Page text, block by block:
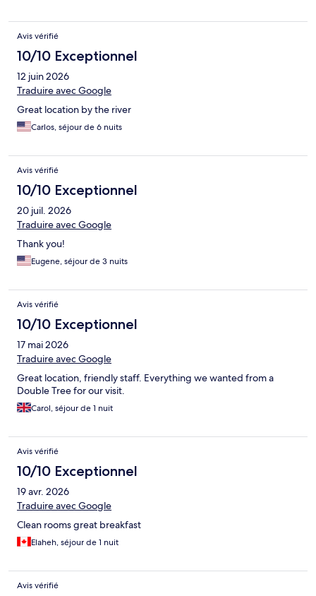
Avis vérifié
10/10 Exceptionnel
12 juin 2026
Traduire avec Google
Great location by the river
Carlos, séjour de 6 nuits
Avis vérifié
10/10 Exceptionnel
20 juil. 2026
Traduire avec Google
Thank you!
Eugene, séjour de 3 nuits
Avis vérifié
10/10 Exceptionnel
17 mai 2026
Traduire avec Google
Great location, friendly staff. Everything we wanted from a
Double Tree for our visit.
Carol, séjour de 1 nuit
Avis vérifié
10/10 Exceptionnel
19 avr. 2026
Traduire avec Google
Clean rooms great breakfast
Elaheh, séjour de 1 nuit
Avis vérifié